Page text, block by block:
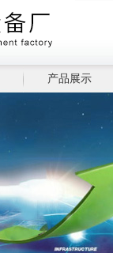
产品展示